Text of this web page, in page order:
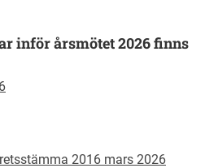
inför årsmötet 2026 finns
2016 mars 2026